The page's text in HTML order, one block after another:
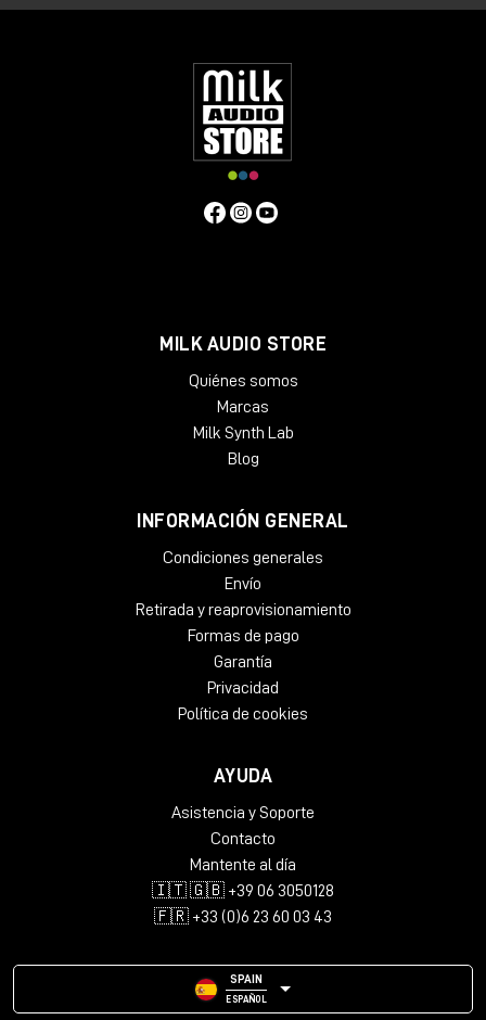
MILK AUDIO STORE
Quiénes somos
Marcas
Milk Synth Lab
Blog
INFORMACIÓN GENERAL
Condiciones generales
Envío
Retirada y reaprovisionamiento
Formas de pago
Garantía
Privacidad
Política de cookies
AYUDA
Asistencia y Soporte
Contacto
Mantente al día
🇮🇹 🇬🇧 +39 06 3050128
🇫🇷 +33 (0)6 23 60 03 43
SPAIN
ESPAÑOL